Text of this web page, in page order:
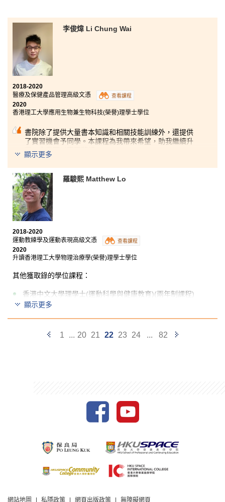
李俊煒 Li Chung Wai
2018-2020
醫療及保健產品管理高級文憑
查看課程
2020
香港理工大學應用生物兼生物科技(榮譽)理學士學位
書院除了提供大量書本知識和相關技能訓練外，還提供
了實習機會予同學。本課程為我帶來希望，助我繼續升
學，令我可以實現夢想。
在我三年學習過程中，難免會遇上困難，但是，幸好有
老師助我一臂之力，教我如何克服難關。他們不只幫助
我學習，更會關注我的情緒問題，給我有效的建議。他
們十分友善，又願意幫助同學解決問題。我非常感激老
師的教導和幫助，使我向夢想再踏前一大步。
顯示更多
羅駿熙 Matthew Lo
2018-2020
運動教練學及運動表現高級文憑
查看課程
2020
升讀香港理工大學物理治療學(榮譽)理學士學位
其他獲取錄的學位課程：
香港中文大學理學士(運動科學與健康教育)(兩年制課程)
香港教育大學科學教育榮譽學士(運動科學)(高年級入學)
會。雖然我過往的學業成績不算優秀，但 HPSHCC 仍給
顯示更多
Previous
1 ... 20 21 22 23 24 ... 82
網站地圖 私隱政策 網頁出版政策 無障礙網頁